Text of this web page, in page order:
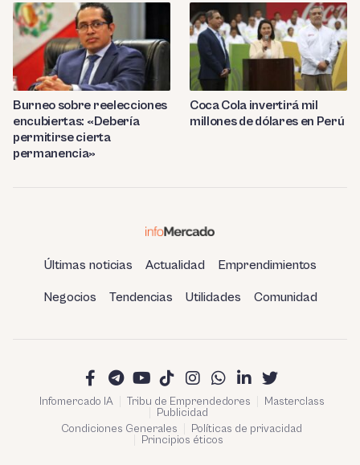
Burneo sobre reelecciones
encubiertas: «Debería
permitirse cierta
permanencia»
Coca Cola invertirá mil
millones de dólares en Perú
Últimas noticias Actualidad Emprendimientos
Negocios Tendencias Utilidades Comunidad
Infomercado IA Tribu de Emprendedores
Masterclass
Publicidad
Condiciones Generales
Políticas de privacidad
Principios éticos